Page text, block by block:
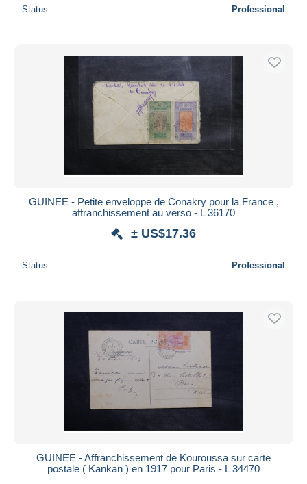
Status Professional
GUINEE - Petite enveloppe de Conakry pour la France ,
affranchissement au verso - L 36170
± US$17.36
Status Professional
GUINEE - Affranchissement de Kouroussa sur carte
postale ( Kankan ) en 1917 pour Paris - L 34470